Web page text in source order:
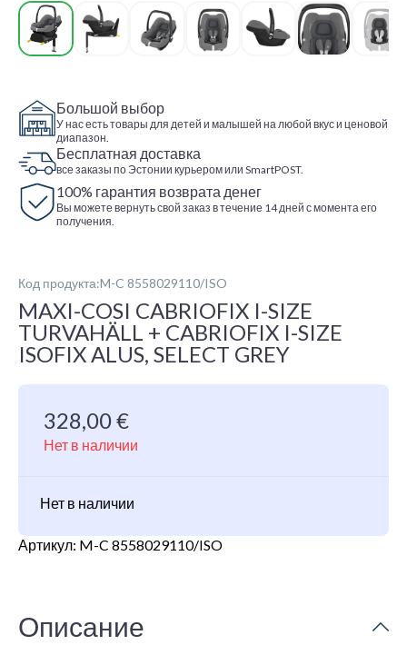
Большой выбор
У нас есть товары для детей и малышей на любой вкус и ценовой
диапазон.
Бесплатная доставка
все заказы по Эстонии курьером или SmartPOST.
100% гарантия возврата денег
Вы можете вернуть свой заказ в течение 14 дней с момента его
получения.
Код продукта:M-C 8558029110/ISO
MAXI-COSI CABRIOFIX I-SIZE
TURVAHÄLL + CABRIOFIX I-SIZE
ISOFIX ALUS, SELECT GREY
328,00€
Нет в наличии
Нет в наличии
Артикул: M-C 8558029110/ISO
Описание